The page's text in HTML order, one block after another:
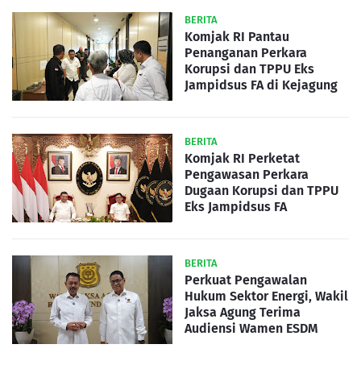
BERITA
Komjak RI Pantau
Penanganan Perkara
Korupsi dan TPPU Eks
Jampidsus FA di Kejagung
BERITA
Komjak RI Perketat
Pengawasan Perkara
Dugaan Korupsi dan TPPU
Eks Jampidsus FA
BERITA
Perkuat Pengawalan
Hukum Sektor Energi, Wakil
Jaksa Agung Terima
Audiensi Wamen ESDM